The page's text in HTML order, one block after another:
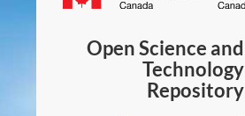
Open Science and
Technology
Repository